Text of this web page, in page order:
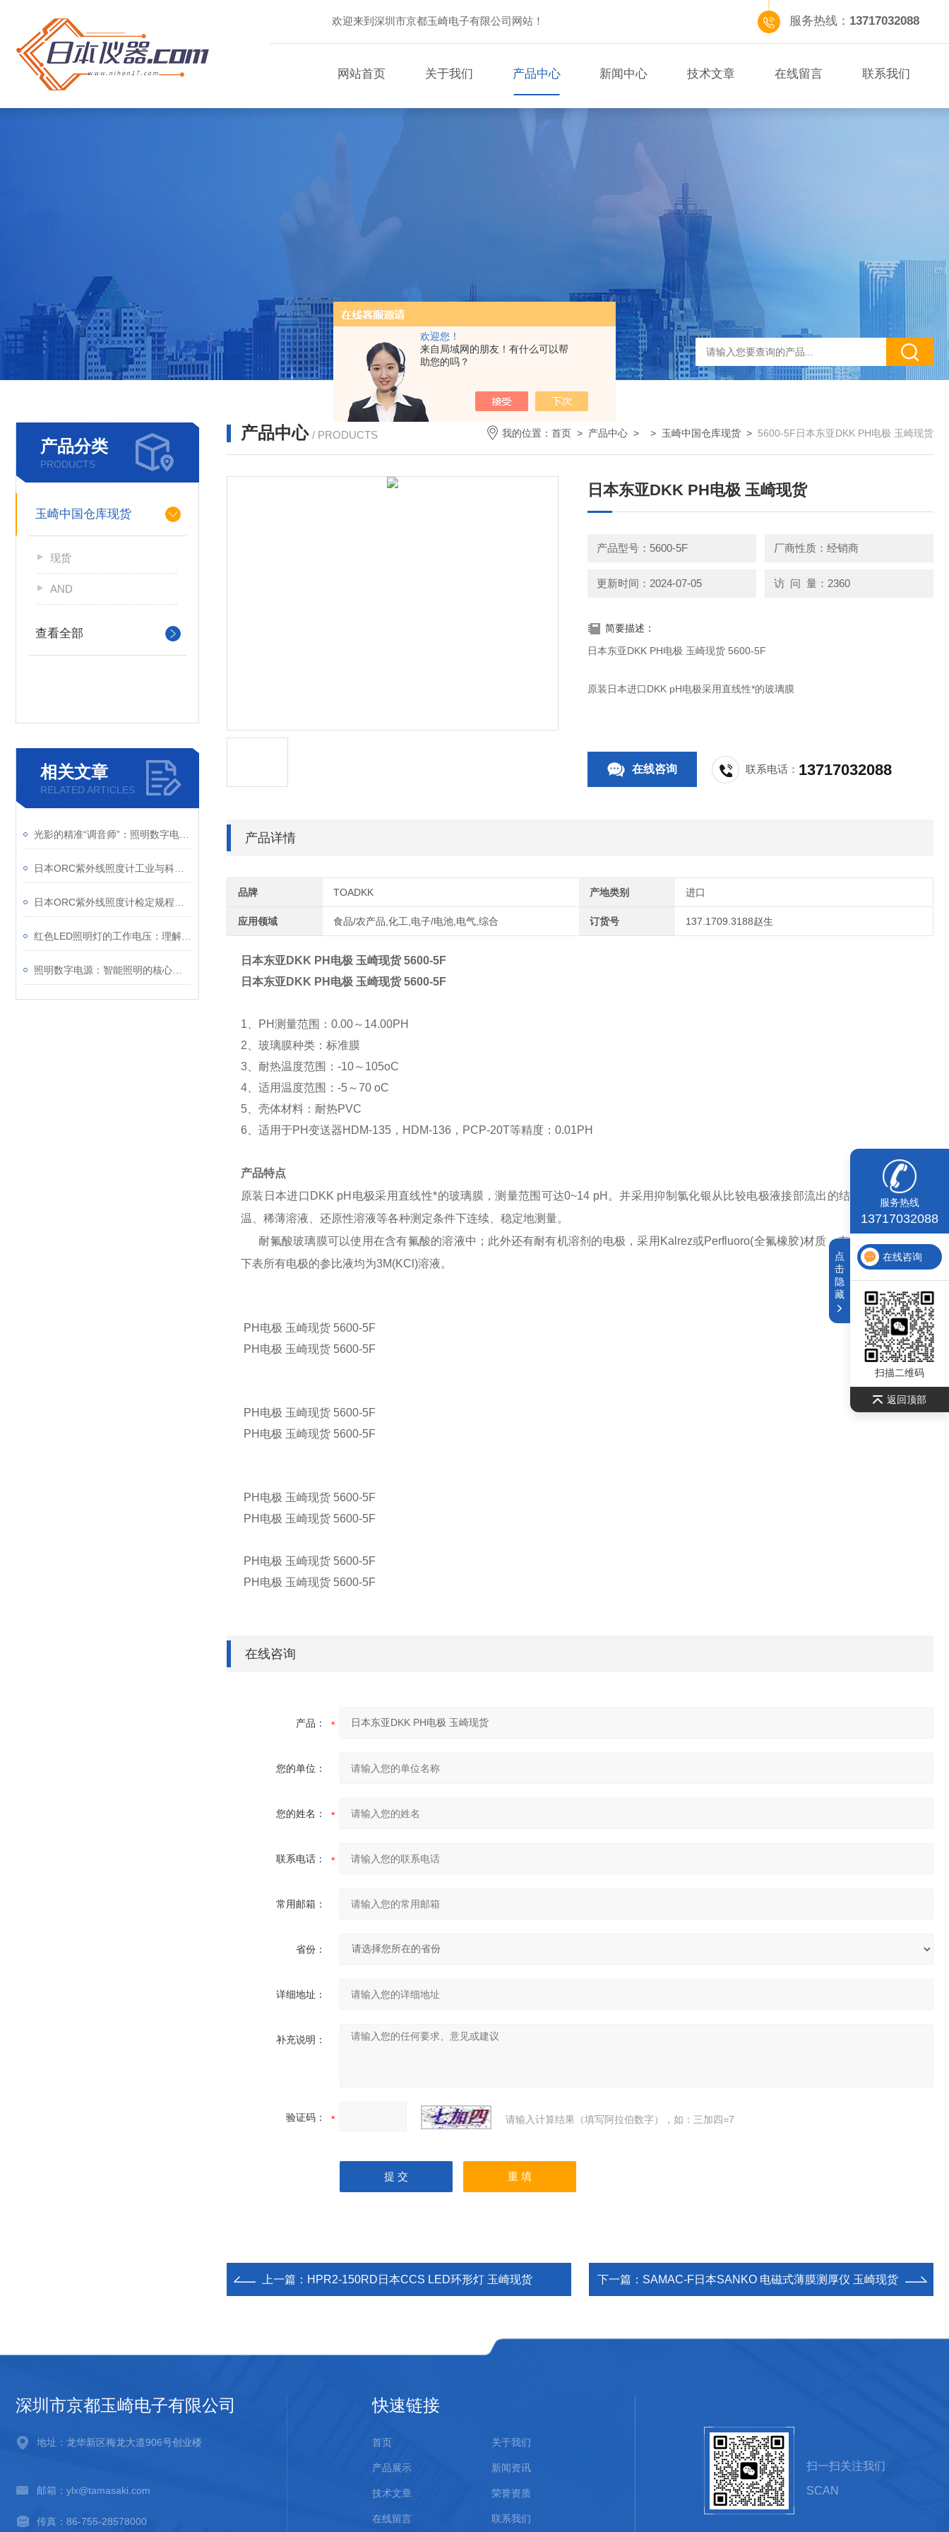
欢迎您！
来自局域网的朋友！有什么可以帮
助您的吗？
欢迎来到深圳市京都玉崎电子有限公司网站！ 服务热线： 13717032088
网站首页 关于我们 产品中心 新闻中心 技术文章 在线留言 联系我们
产品分类
PRODUCTS
玉崎中国仓库现货
现货
AND
查看全部
相关文章
RELATED ARTICLES
产品中心 / PRODUCTS 我的位置： 首页 > 产品中心 > > 玉崎中国仓库现货 > 5600-5F日本东亚DKK PH电极 玉崎现货
日本东亚DKK PH电极 玉崎现货
产品型号：5600-5F 厂商性质：经销商
更新时间：2024-07-05 访 问 量：2360
简要描述：
日本东亚DKK PH电极 玉崎现货 5600-5F
原装日本进口DKK pH电极采用直线性*的玻璃膜
在线咨询 联系电话： 13717032088
产品详情
品牌 TOADKK 产地类别 进口
应用领域 食品/农产品,化工,电子/电池,电气,综合 订货号 137.1709.3188赵生
日本东亚DKK PH电极 玉崎现货5600-5F
日本东亚DKK PH电极 玉崎现货5600-5F
1、PH测量范围：0.00～14.00PH
2、玻璃膜种类：标准膜
3、耐热温度范围：-10～105oC
4、适用温度范围：-5～70 oC
5、壳体材料：耐热PVC
6、适用于PH变送器HDM-135，HDM-136，PCP-20T等精度：0.01PH
产品特点
原装日本进口DKK pH电极采用直线性*的玻璃膜，测量范围可达0~14 pH。并采用抑制氯化银从比较电极液接部流出的结构。可以在高
温、稀薄溶液、还原性溶液等各种测定条件下连续、稳定地测量。
耐氟酸玻璃膜可以使用在含有氟酸的溶液中；此外还有耐有机溶剂的电极，采用Kalrez或Perfluoro(全氟橡胶)材质，有***的耐药性。
下表所有电极的参比液均为3M(KCl)溶液。
PH电极 玉崎现货 5600-5F
PH电极 玉崎现货 5600-5F
PH电极 玉崎现货 5600-5F
PH电极 玉崎现货 5600-5F
PH电极 玉崎现货 5600-5F
PH电极 玉崎现货 5600-5F
PH电极 玉崎现货 5600-5F
PH电极 玉崎现货 5600-5F
在线咨询
产品：
您的单位：
您的姓名：
联系电话：
常用邮箱：
省份：
详细地址：
补充说明：
验证码： 请输入计算结果（填写阿拉伯数字），如：三加四=7
上一篇： HPR2-150RD日本CCS LED环形灯 玉崎现货 下一篇： SAMAC-F日本SANKO 电磁式薄膜测厚仪 玉崎现货
深圳市京都玉崎电子有限公司
地址：龙华新区梅龙大道906号创业楼
邮箱：ylx@tamasaki.com
传真：86-755-28578000
快速链接
首页 关于我们
产品展示 新闻资讯
技术文章 荣誉资质
在线留言 联系我们
扫一扫关注我们
SCAN
服务热线
13717032088
在线咨询
扫描二维码
返回顶部
点
击
隐
藏